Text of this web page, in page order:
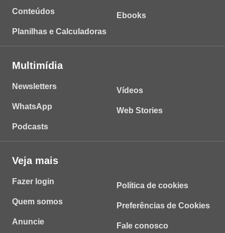
Conteúdos
Planilhas e Calculadoras
Ebooks
Multimídia
Newsletters
WhatsApp
Podcasts
Vídeos
Web Stories
Veja mais
Fazer login
Quem somos
Anuncie
Política de cookies
Preferências de Cookies
Fale conosco